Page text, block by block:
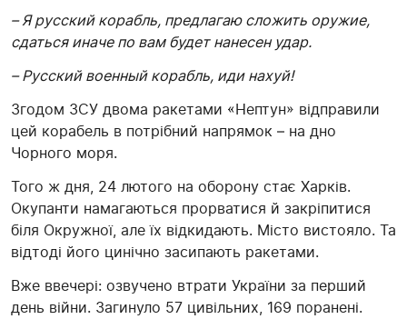
– Я русский корабль, предлагаю сложить оружие,
сдаться иначе по вам будет нанесен удар.
– Русский военный корабль, иди нахуй!
Згодом ЗСУ двома ракетами «Нептун» відправили
цей корабель в потрібний напрямок – на дно
Чорного моря.
Того ж дня, 24 лютого на оборону стає Харків.
Окупанти намагаються прорватися й закріпитися
біля Окружної, але їх відкидають. Місто вистояло. Та
відтоді його цинічно засипають ракетами.
Вже ввечері: озвучено втрати України за перший
день війни. Загинуло 57 цивільних, 169 поранені.